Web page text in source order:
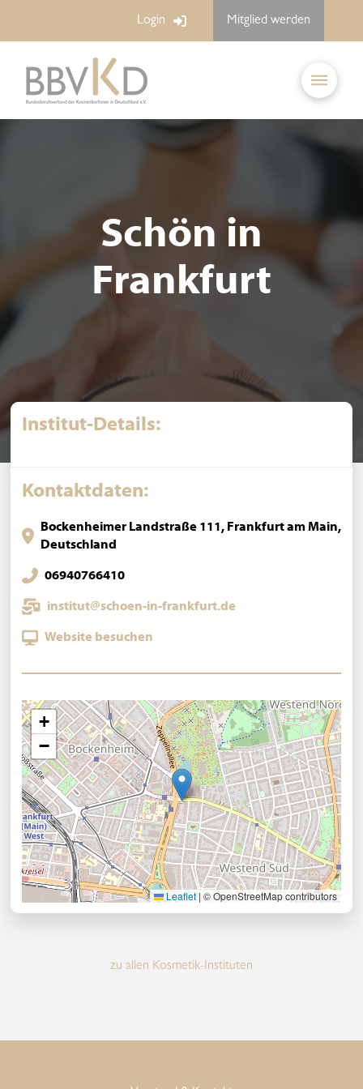
Login Mitglied werden
Schön in
Frankfurt
Institut-Details:
Kontaktdaten:
Bockenheimer Landstraße 111, Frankfurt am Main,
Deutschland
06940766410
institut@schoen-in-frankfurt.de
Website besuchen
+
−
Leaflet | © OpenStreetMap contributors
zu allen Kosmetik-Instituten